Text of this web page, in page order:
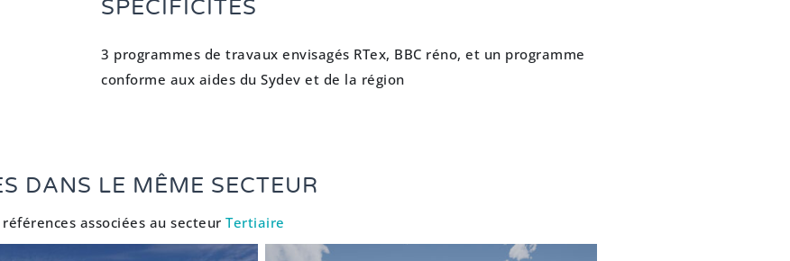
SPÉCIFICITÉS
3 programmes de travaux envisagés RTex, BBC réno, et un programme
conforme aux aides du Sydev et de la région
DANS LE MÊME SECTEUR
références associées au secteurTertiaire